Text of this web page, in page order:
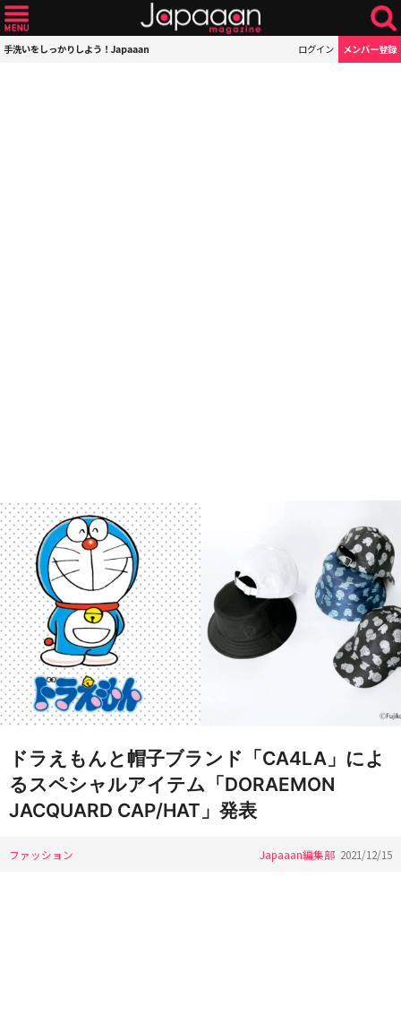
手洗いをしっかりしよう！Japaaan ログイン メンバー登録
ドラえもんと帽子ブランド「CA4LA」によ
るスペシャルアイテム「DORAEMON
JACQUARD CAP/HAT」発表
ファッション Japaaan編集部 2021/12/15